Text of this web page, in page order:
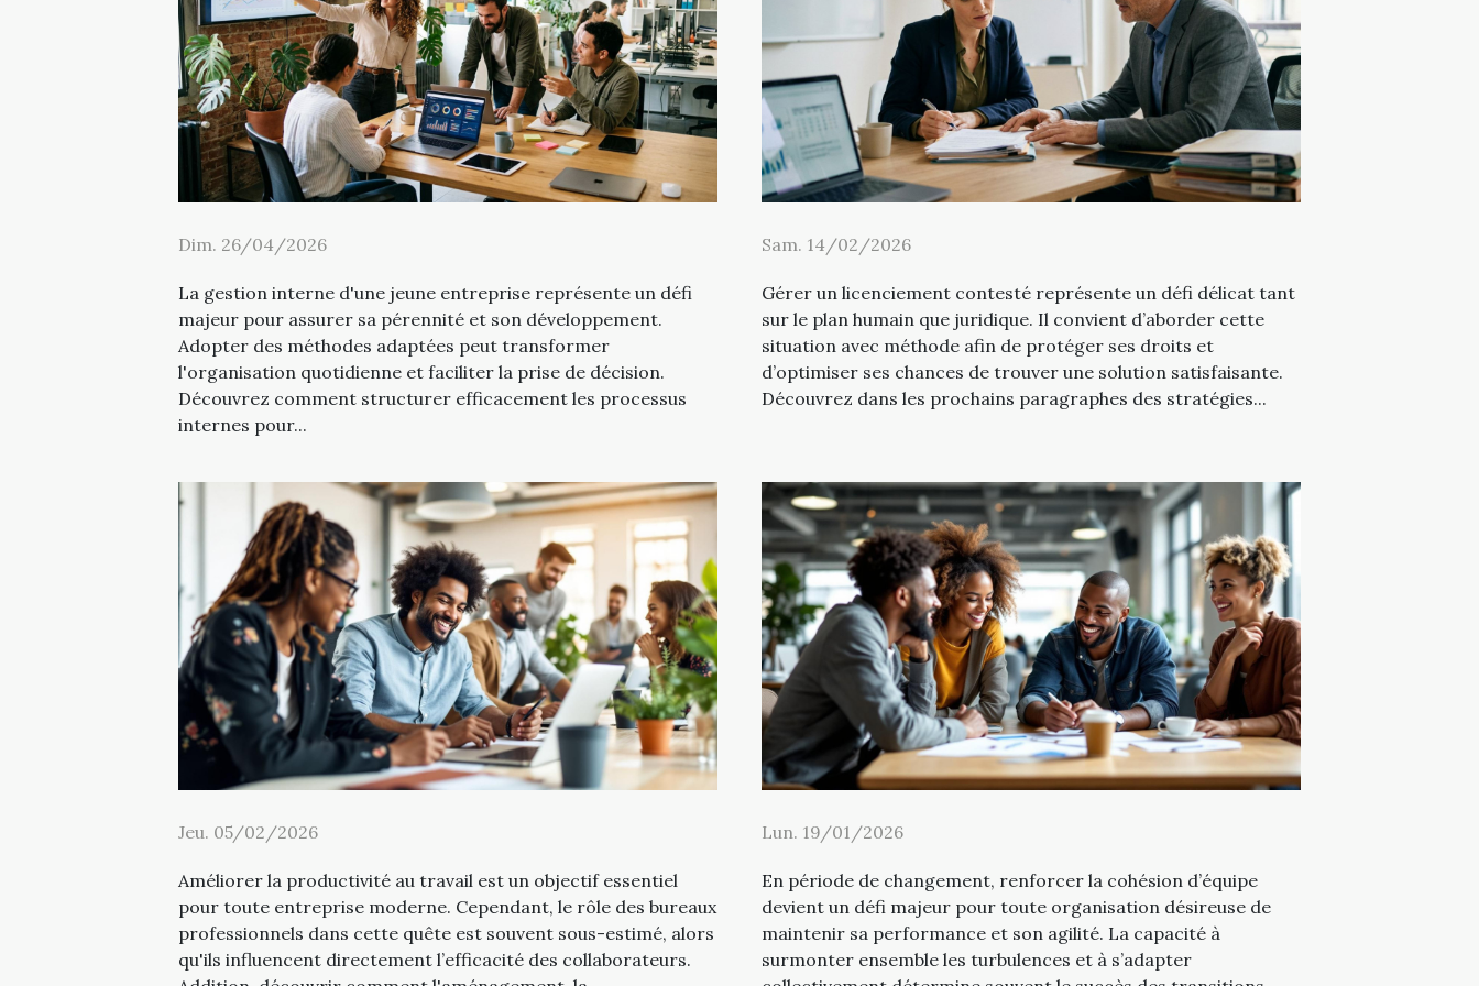
Dim. 26/04/2026
La gestion interne d'une jeune entreprise représente un défi
majeur pour assurer sa pérennité et son développement.
Adopter des méthodes adaptées peut transformer
l'organisation quotidienne et faciliter la prise de décision.
Découvrez comment structurer efficacement les processus
internes pour...
Sam. 14/02/2026
Gérer un licenciement contesté représente un défi délicat tant
sur le plan humain que juridique. Il convient d’aborder cette
situation avec méthode afin de protéger ses droits et
d’optimiser ses chances de trouver une solution satisfaisante.
Découvrez dans les prochains paragraphes des stratégies...
Jeu. 05/02/2026
Améliorer la productivité au travail est un objectif essentiel
pour toute entreprise moderne. Cependant, le rôle des bureaux
professionnels dans cette quête est souvent sous-estimé, alors
qu'ils influencent directement l’efficacité des collaborateurs.
Lun. 19/01/2026
En période de changement, renforcer la cohésion d’équipe
devient un défi majeur pour toute organisation désireuse de
maintenir sa performance et son agilité. La capacité à
surmonter ensemble les turbulences et à s’adapter